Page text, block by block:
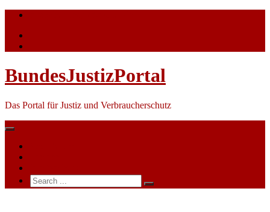
Skip
content
BundesJustizPortal
Das Portal für Justiz und Verbraucherschutz
Search
for: